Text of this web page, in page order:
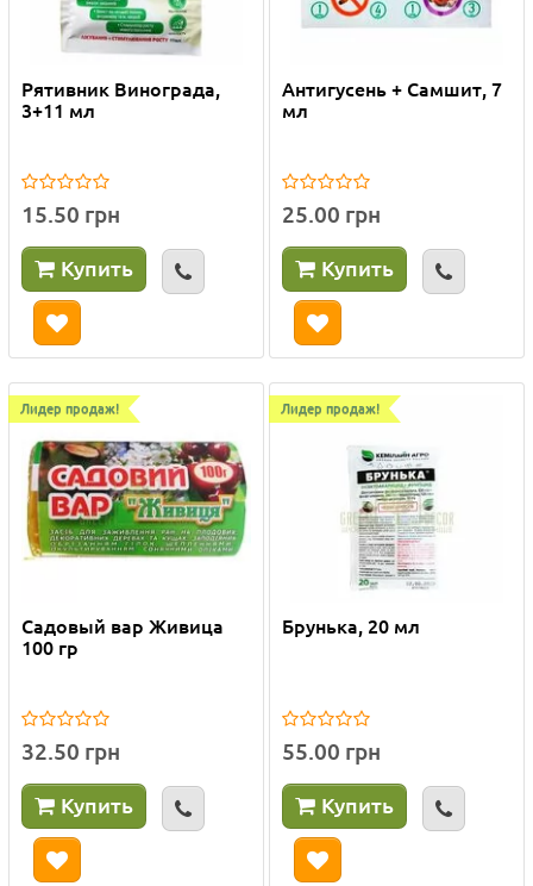
Рятивник Винограда,
3+11 мл
15.50 грн
Купить
Антигусень + Самшит, 7
мл
25.00 грн
Купить
Лидер продаж!
Садовый вар Живица
100 гр
32.50 грн
Купить
Лидер продаж!
Брунька, 20 мл
55.00 грн
Купить